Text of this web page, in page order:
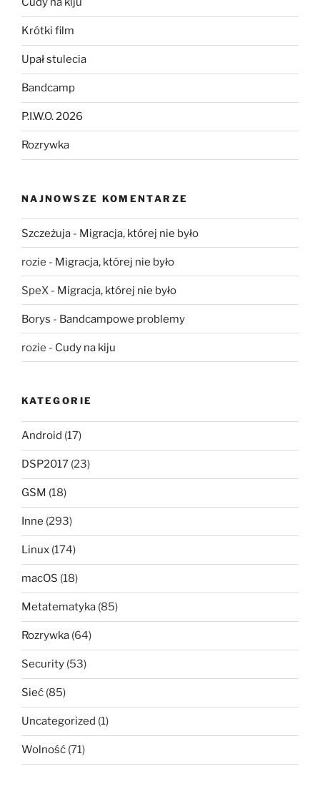
Krótki film
Upał stulecia
Bandcamp
P.I.W.O. 2026
Rozrywka
NAJNOWSZE KOMENTARZE
Szczeżuja - Migracja, której nie było
rozie - Migracja, której nie było
SpeX - Migracja, której nie było
Borys - Bandcampowe problemy
rozie - Cudy na kiju
KATEGORIE
Android (17)
DSP2017 (23)
GSM (18)
Inne (293)
Linux (174)
macOS (18)
Metatematyka (85)
Rozrywka (64)
Security (53)
Sieć (85)
Uncategorized (1)
Wolność (71)